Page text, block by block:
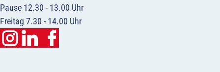
Pause 12.30 - 13.00 Uhr
Freitag 7.30 - 14.00 Uhr